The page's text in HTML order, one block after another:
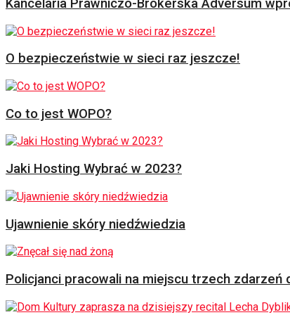
Kancelaria Prawniczo-Brokerska Adversum
O bezpieczeństwie w sieci raz jeszcze!
Co to jest WOPO?
Jaki Hosting Wybrać w 2023?
Ujawnienie skóry niedźwiedzia
Policjanci pracowali na miejscu trzech zdarzeń